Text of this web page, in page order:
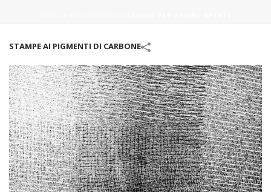
STAMPE AI PIGMENTI DI CARBONE